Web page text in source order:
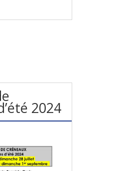
2024